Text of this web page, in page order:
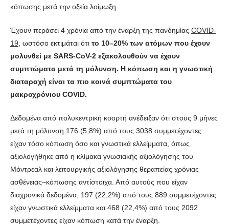
κόπωσης μετά την οξεία λοίμωξη.
Έχουν περάσει 4 χρόνια από την έναρξη της πανδημίας COVID-
19 , ωστόσο εκτιμάται ότι το 10–20% των ατόμων που έχουν
μολυνθεί με SARS-CoV-2 εξακολουθούν να έχουν
συμπτώματα μετά τη μόλυνση. Η κόπωση και η γνωστική
διαταραχή είναι τα πιο κοινά συμπτώματα του
μακροχρόνιου COVID.
Δεδομένα από πολυκεντρική κοορτή ανέδειξαν ότι στους 9 μήνες
μετά τη μόλυνση 176 (5,8%) από τους 3038 συμμετέχοντες
είχαν τόσο κόπωση όσο και γνωστικά ελλείμματα, όπως
αξιολογήθηκε από η κλίμακα γνωσιακής αξιολόγησης του
Μόντρεαλ και λειτουργικής αξιολόγησης θεραπείας χρόνιας
ασθένειας–κόπωσης αντίστοιχα. Από αυτούς που είχαν
διαχρονικά δεδομένα, 197 (22,2%) από τους 889 συμμετέχοντες
είχαν γνωστικά ελλείμματα και 468 (22,4%) από τους 2092
συμμετέχοντες είχαν κόπωση κατά την έναρξη.